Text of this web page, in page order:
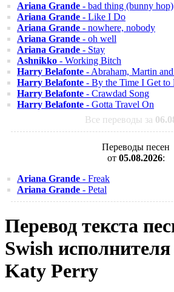
Ariana Grande - bad thing (bunny hop)
Ariana Grande - Like I Do
Ariana Grande - nowhere, nobody
Ariana Grande - oh well
Ariana Grande - Stay
Ashnikko - Working Bitch
Harry Belafonte - Abraham, Martin
Harry Belafonte - By the Time I Get to
Harry Belafonte - Crawdad Song
Harry Belafonte - Gotta Travel On
Все переводы за
Переводы песен
от 05.08.2026:
Ariana Grande - Freak
Ariana Grande - Petal
Перевод текста
Swish
Katy Perry